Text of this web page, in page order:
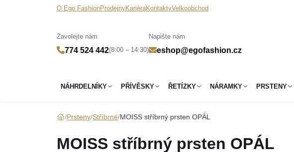
O Ego FashionProdejnyKariéraKontaktyVelkoobchod
Zavolejte nám
774 524 442(8:00 – 14:30)
Napište nám
eshop@egofashion.cz
NÁHRDELNÍKY PŘÍVĚSKY ŘETÍZKY NÁRAMKY PRSTENY
Prsteny Stříbrné MOISS stříbrný prsten OPÁL
MOISS stříbrný prsten OPÁL